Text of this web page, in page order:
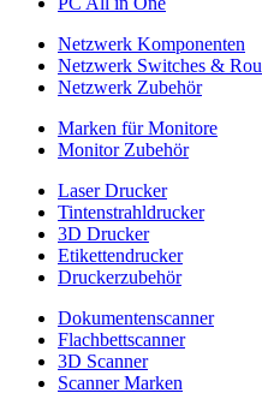
Netzwerk Komponenten
Netzwerk Switches &
Netzwerk Zubehör
Marken für Monitore
Monitor Zubehör
Laser Drucker
Tintenstrahldrucker
3D Drucker
Etikettendrucker
Druckerzubehör
Dokumentenscanner
Flachbettscanner
3D Scanner
Scanner Marken